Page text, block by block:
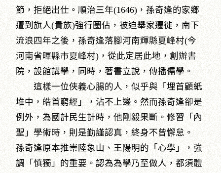
節，拒絕出仕。順治三年(1646)，孫奇逢的家鄉
遭到旗人(貴族)強行圈佔，被迫舉家遷徙，南下
流浪四年之後，孫奇逢落腳河南輝縣夏峰村(今
河南省暉縣市夏峰村)，從此定居此地，創辦書
院，設館講學，同時，著書立說，傳播儒學。
這樣一位俠義心腸的人，似乎與「埋首顧紙
堆中，皓首窮經」，沾不上邊。然而孫奇逢卻是
例外，為國計民生計時，他剛毅果斷。修習「內
聖」學術時，則是勤謹認真，終身不曾懈怠。
孫奇逢原本推崇陸象山、王陽明的「心學」，強
調「慎獨」的重要。認為為學乃至做人，都須體